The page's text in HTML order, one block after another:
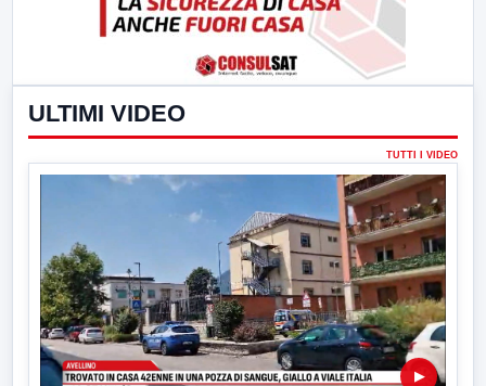
ULTIMI VIDEO
TUTTI I VIDEO
▶